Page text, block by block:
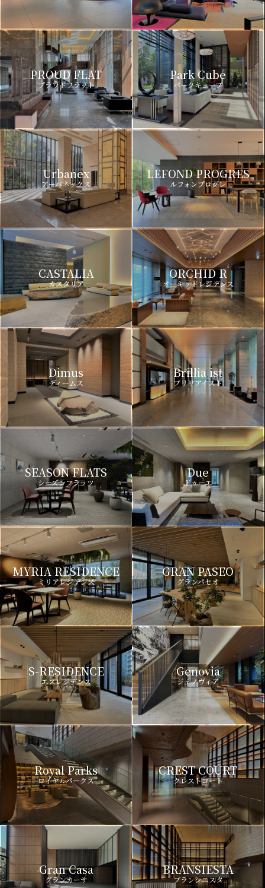
PROUD FLAT
プラウドフラット
Park Cube
パークキューブ
Urbanex
アーバネックス
LEFOND PROGRES
ルフォンプログレ
CASTALIA
カスタリア
ORCHID R
オーキッドレジデンス
Dimus
ディームス
Brillia ist
ブリリアイスト
SEASON FLATS
シーズンフラッツ
Due
ドゥーエ
MYRIA RESIDENCE
ミリアレジデンス
GRAN PASEO
グランパセオ
S-RESIDENCE
エスレジデンス
Genovia
ジェノヴィア
Royal Parks
ロイヤルパークス
CREST COURT
クレストコート
Gran Casa
グランカーサ
BRANSIESTA
ブランシエスタ